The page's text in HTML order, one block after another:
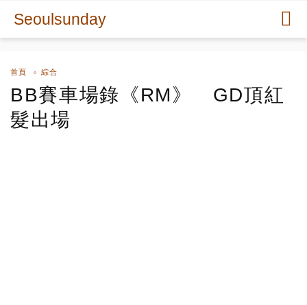
Seoulsunday
首頁 綜合
BB賽車場錄《RM》 GD頂紅
髮出場